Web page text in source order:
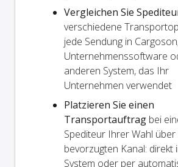
Vergleichen Sie
verschiedene
jede Sendung in
Unternehmenssoftware
anderen System, das Ihr
Unternehmen verwendet
Platzieren Sie einen
Transportauftrag bei
Spediteur Ihrer Wahl
bevorzugten Kanal: direkt
System oder per